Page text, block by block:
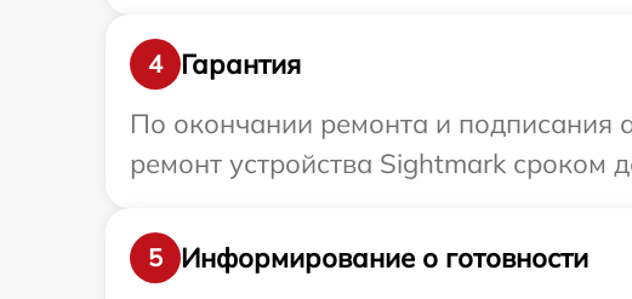
4
Гарантия
По окончании ремонта и
ремонт устройства Sightmark сроком
5
Информирование о готовности